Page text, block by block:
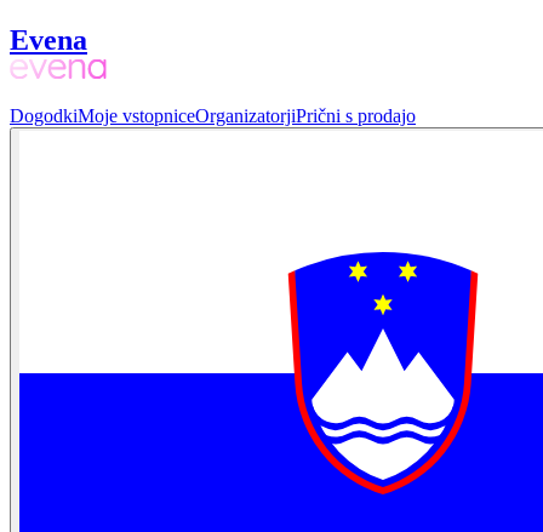
Evena
DogodkiMoje vstopniceOrganizatorjiPrični s prodajo